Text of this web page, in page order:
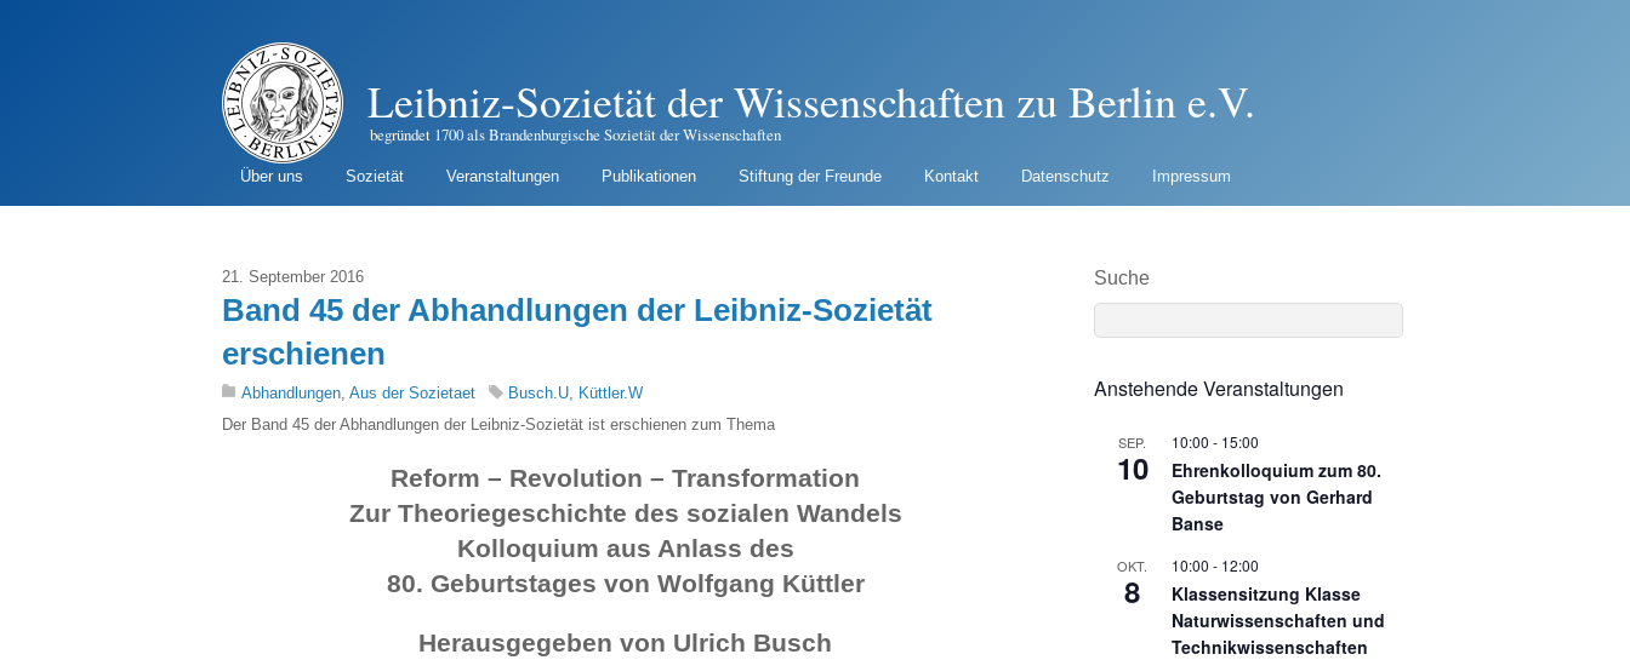
Leibniz-Sozietät der Wissenschaften zu Berlin e.V.
begründet 1700 als Brandenburgische Sozietät der Wissenschaften
Über uns Sozietät Veranstaltungen Publikationen Stiftung der Freunde Kontakt Datenschutz Impressum
21. September 2016
Band 45 der Abhandlungen der Leibniz-Sozietät
erschienen
Abhandlungen Aus der Sozietaet Busch.U
Küttler.W
Der Band 45 der Abhandlungen der Leibniz-Sozietät ist erschienen zum Thema
Reform – Revolution – Transformation
Zur Theoriegeschichte des sozialen Wandels
Kolloquium aus Anlass des
80. Geburtstages von Wolfgang Küttler
Herausgegeben von Ulrich Busch
Suche
Anstehende Veranstaltungen
SEP.
10
10:00 - 15:00
Ehrenkolloquium zum 80.
Geburtstag von Gerhard
Banse
OKT.
8
10:00 - 12:00
Klassensitzung Klasse
Naturwissenschaften und
Technikwissenschaften